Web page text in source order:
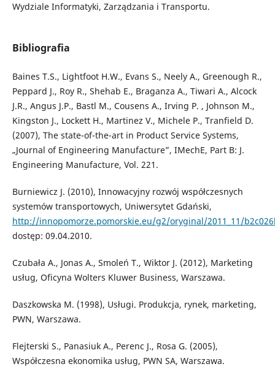
Wydziale Informatyki, Zarządzania i Transportu.
Bibliografia
Baines T.S., Lightfoot H.W., Evans S., Neely A., Greenough R.,
Peppard J., Roy R., Shehab E., Braganza A., Tiwari A., Alcock
J.R., Angus J.P., Bastl M., Cousens A., Irving P. , Johnson M.,
Kingston J., Lockett H., Martinez V., Michele P., Tranfield D.
(2007), The state-of-the-art in Product Service Systems,
„Journal of Engineering Manufacture”, IMechE, Part B: J.
Engineering Manufacture, Vol. 221.
Burniewicz J. (2010), Innowacyjny rozwój współczesnych
systemów transportowych, Uniwersytet Gdański,
http://innopomorze.pomorskie.eu/g2/oryginal/2011_11/
dostęp: 09.04.2010.
Czubała A., Jonas A., Smoleń T., Wiktor J. (2012), Marketing
usług, Oficyna Wolters Kluwer Business, Warszawa.
Daszkowska M. (1998), Usługi. Produkcja, rynek, marketing,
PWN, Warszawa.
Flejterski S., Panasiuk A., Perenc J., Rosa G. (2005),
Współczesna ekonomika usług, PWN SA, Warszawa.